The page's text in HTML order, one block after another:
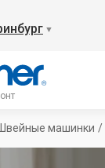
▼
Швейные машинки /